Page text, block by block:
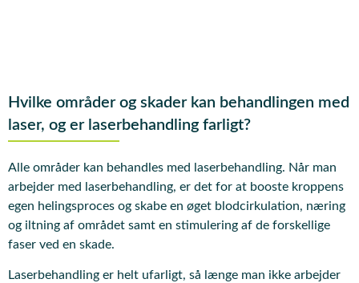
Hvilke områder og skader kan behandlingen med
laser, og er laserbehandling farligt?
Alle områder kan behandles med laserbehandling. Når man
arbejder med laserbehandling, er det for at booste kroppens
egen helingsproces og skabe en øget blodcirkulation, næring
og iltning af området samt en stimulering af de forskellige
faser ved en skade.
Laserbehandling er helt ufarligt, så længe man ikke arbejder